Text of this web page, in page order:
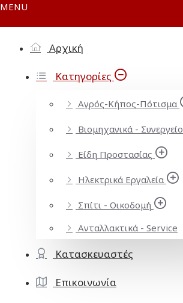
MENU
Αρχική
Κατηγορίες
Αγρός-Κήπος-Πότισμα
Βιομηχανικά - Συνεργείο
Είδη Προστασίας
Ηλεκτρικά Εργαλεία
Σπίτι - Οικοδομή
Ανταλλακτικά - Service
Κατασκευαστές
Επικοινωνία